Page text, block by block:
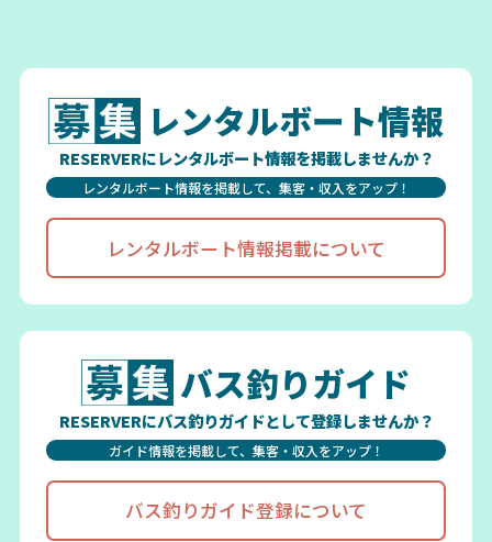
レンタルボート情報
RESERVERにレンタルボート情報を掲載しませんか？
レンタルボート情報を掲載して、集客・収入をアップ！
レンタルボート情報掲載について
バス釣りガイド
RESERVERにバス釣りガイドとして登録しませんか？
ガイド情報を掲載して、集客・収入をアップ！
バス釣りガイド登録について